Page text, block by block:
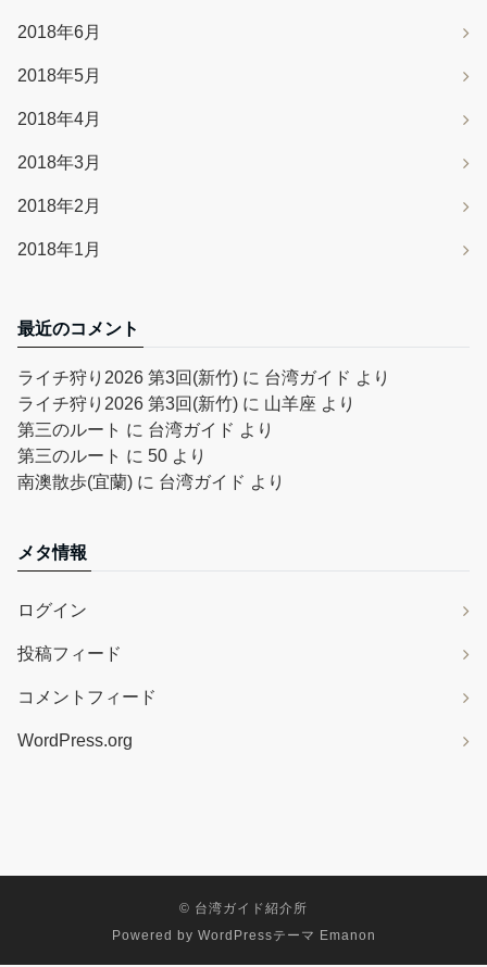
2018年6月
2018年5月
2018年4月
2018年3月
2018年2月
2018年1月
最近のコメント
ライチ狩り2026 第3回(新竹) に 台湾ガイド より
ライチ狩り2026 第3回(新竹) に 山羊座 より
第三のルート に 台湾ガイド より
第三のルート に 50 より
南澳散歩(宜蘭) に 台湾ガイド より
メタ情報
ログイン
投稿フィード
コメントフィード
WordPress.org
© 台湾ガイド紹介所
Powered by WordPressテーマ Emanon